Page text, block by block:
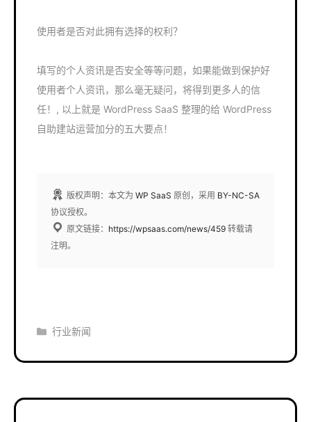
使用者是否对此拥有选择的权利？
填写的个人资讯是否安全等等问题，如果能做到保护好
使用者个人资讯，那么毫无疑问，将得到更多人的信
任！, 以上就是 WordPress SaaS 整理的给 WordPress
自助建站运营加分的五大要点！
版权声明：本文为 WP SaaS 原创，采用 BY-NC-SA
协议授权。
原文链接： https://wpsaas.com/news/459 转载请
注明。
分
行业新闻